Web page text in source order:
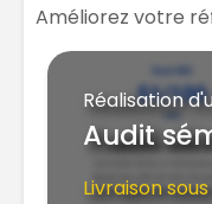
Améliorez votre
Réalisation
Audit
Livraison